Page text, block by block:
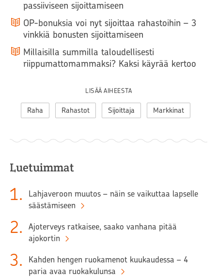
passiiviseen sijoittamiseen
OP-bonuksia voi nyt sijoittaa rahastoihin – 3
vinkkiä bonusten sijoittamiseen
Millaisilla summilla taloudellisesti
riippumattomammaksi? Kaksi käyrää kertoo
LISÄÄ AIHEESTA
Raha Rahastot Sijoittaja Markkinat
Luetuimmat
1.
Lahjaveroon muutos – näin se vaikuttaa lapselle
säästämiseen
2.
Ajoterveys ratkaisee, saako vanhana pitää
ajokortin
3.
Kahden hengen ruokamenot kuukaudessa – 4
paria avaa ruokakulunsa